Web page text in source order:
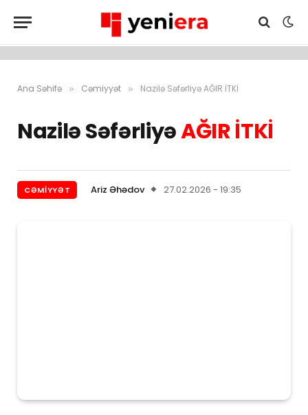
Ana Səhifə » Cəmiyyət » Nazilə Səfərliyə AĞIR İTKİ
Nazilə SəfərliyəAĞIR İTKİ
CƏMIYYƏT Ariz Əhədov 27.02.2026 - 19:35